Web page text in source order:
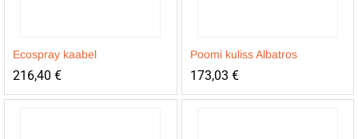
Ecospray kaabel
216,40 €
Poomi kuliss Albatros
173,03 €